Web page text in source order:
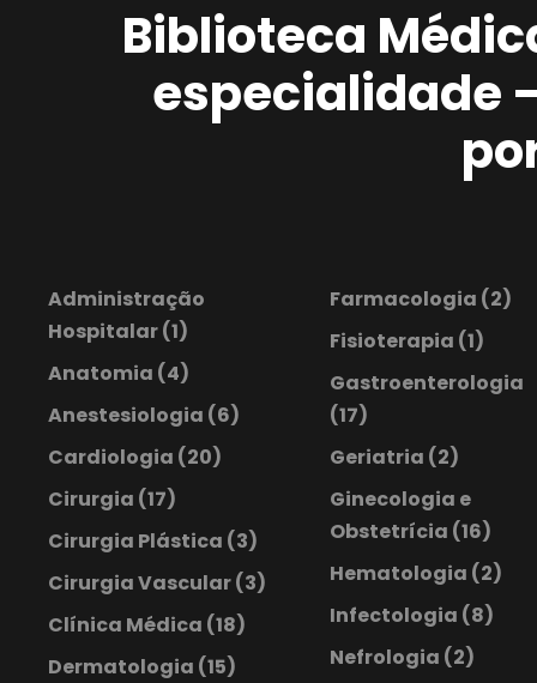
Biblioteca
especialidade
Administração
Hospitalar(1)
Anatomia (4)
Anestesiologia (6)
Cardiologia (20)
Cirurgia (17)
Cirurgia Plástica (3)
Cirurgia Vascular(3)
Clínica Médica (18)
Dermatologia (15)
Farmacologia (2)
Fisioterapia (1)
Gastroenterologia
(17)
Geriatria (2)
Ginecologia e
Obstetrícia (16)
Hematologia (2)
Infectologia (8)
Nefrologia (2)